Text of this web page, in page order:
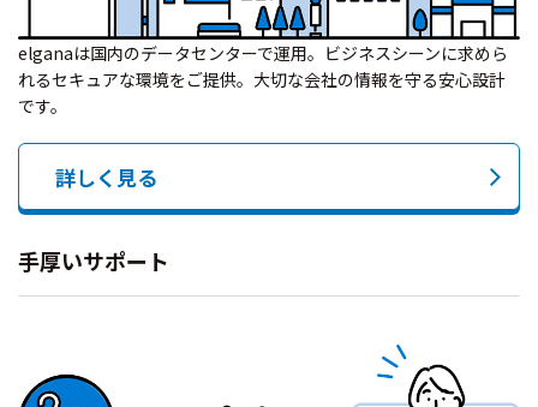
elganaは国内のデータセンターで運用。ビジネスシーンに求めら
れるセキュアな環境をご提供。大切な会社の情報を守る安心設計
です。
詳しく見る
手厚いサポート